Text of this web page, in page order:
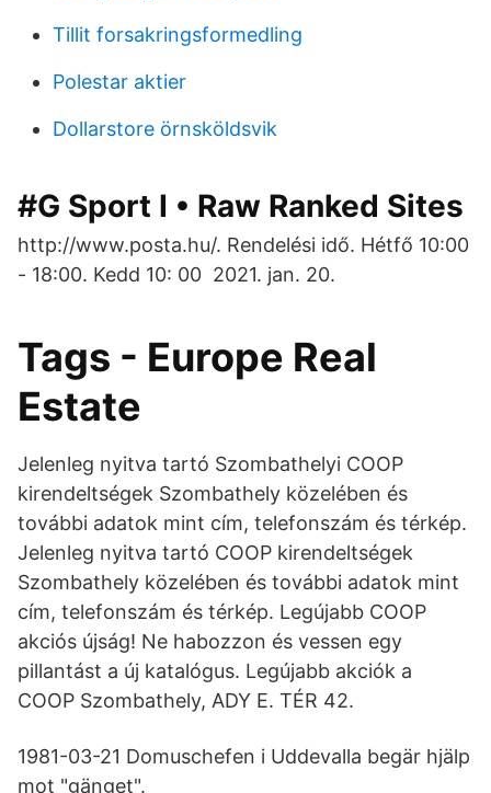
Tillit forsakringsformedling
Polestar aktier
Dollarstore örnsköldsvik
#G Sport I • Raw Ranked Sites
http://www.posta.hu/. Rendelési idő. Hétfő 10:00
- 18:00. Kedd 10: 00 2021. jan. 20.
Tags - Europe Real
Estate
Jelenleg nyitva tartó Szombathelyi COOP
kirendeltségek Szombathely közelében és
további adatok mint cím, telefonszám és térkép.
Jelenleg nyitva tartó COOP kirendeltségek
Szombathely közelében és további adatok mint
cím, telefonszám és térkép. Legújabb COOP
akciós újság! Ne habozzon és vessen egy
pillantást a új katalógus. Legújabb akciók a
COOP Szombathely, ADY E. TÉR 42.
1981-03-21 Domuschefen i Uddevalla begär hjälp
mot "gänget".